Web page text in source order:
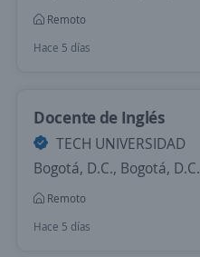
Remoto
Hace 5 días
Docente de Inglés
TECH UNIVERSIDAD
Bogotá, D.C., Bogotá, D.C.
Remoto
Hace 5 días